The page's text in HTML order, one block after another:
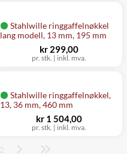
Stahlwille ringgaffelnøkkel
lang modell, 13 mm, 195 mm
pr. stk. | inkl. mva.
kr 299,00
Stahlwille ringgaffelnøkkel,
13, 36 mm, 460 mm
pr. stk. | inkl. mva.
kr 1 504,00